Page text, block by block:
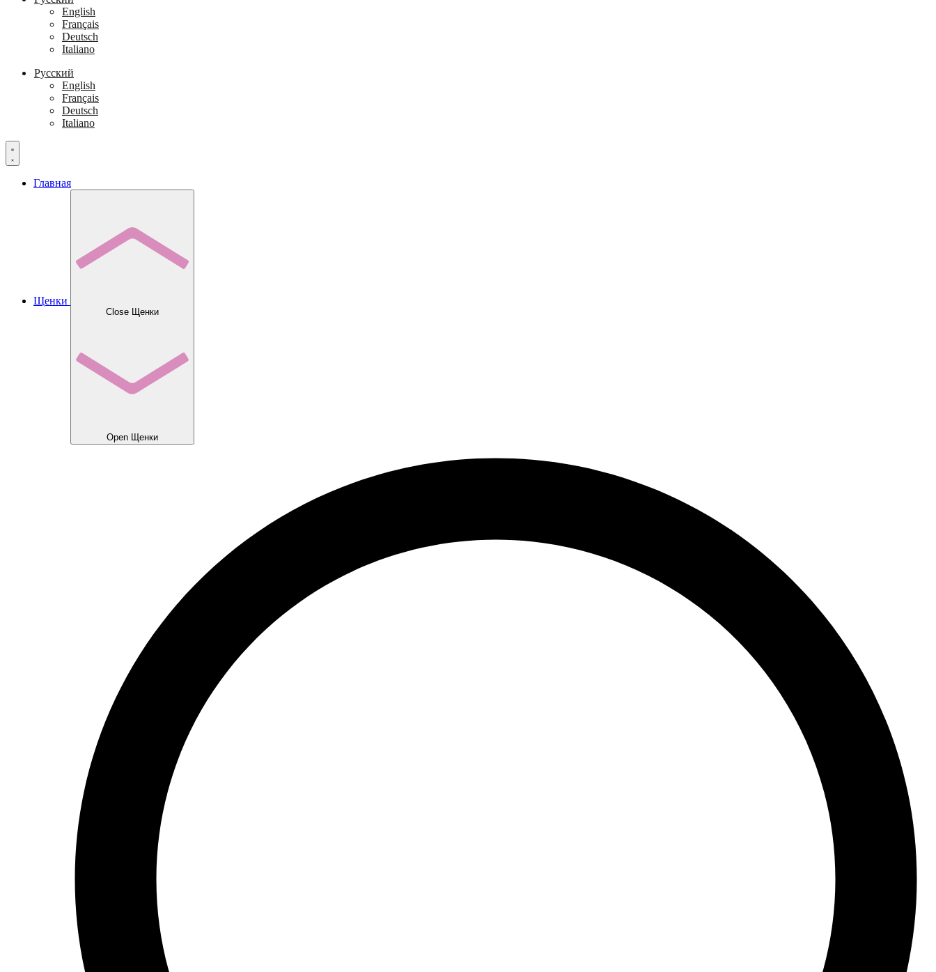
English
Français
Deutsch
Italiano
Русский
English
Français
Deutsch
Italiano
Главная
Щенки
Close Щенки
Open Щенки